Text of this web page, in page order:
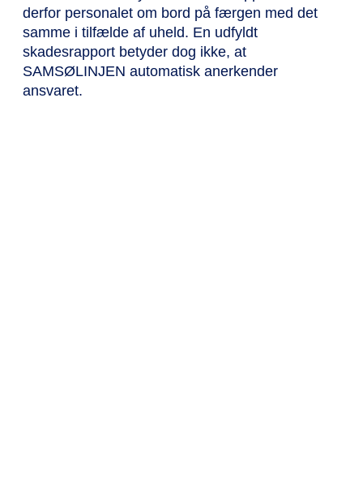
derfor personalet om bord på færgen med det
samme i tilfælde af uheld. En udfyldt
skadesrapport betyder dog ikke, at
SAMSØLINJEN automatisk anerkender
ansvaret.